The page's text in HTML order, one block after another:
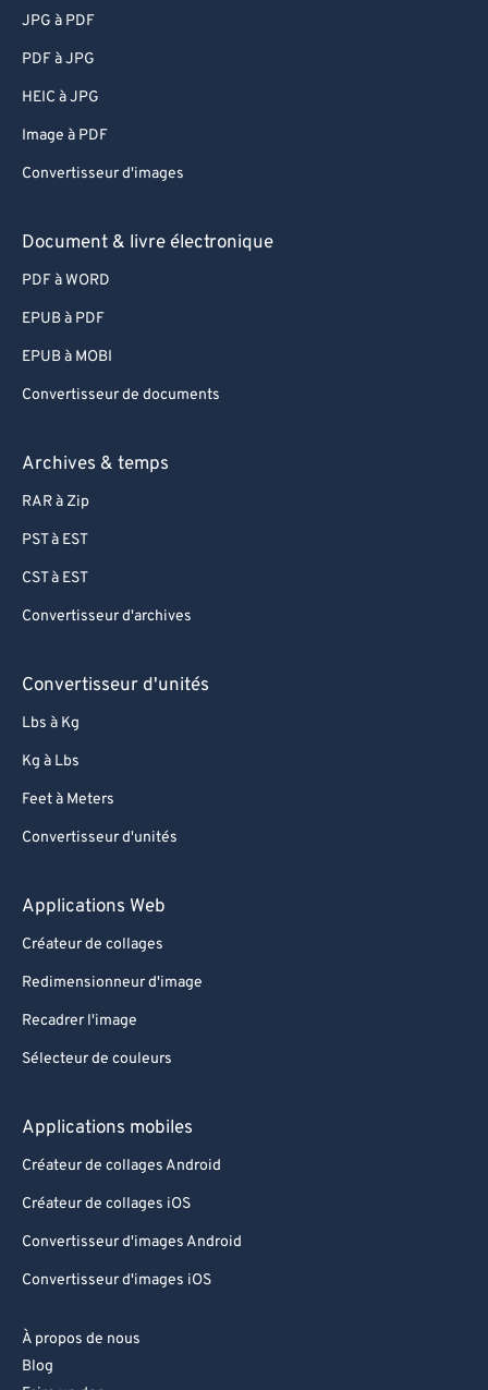
JPG à PDF
PDF à JPG
HEIC à JPG
Image à PDF
Convertisseur d'images
Document & livre électronique
PDF à WORD
EPUB à PDF
EPUB à MOBI
Convertisseur de documents
Archives & temps
RAR à Zip
PST à EST
CST à EST
Convertisseur d'archives
Convertisseur d'unités
Lbs à Kg
Kg à Lbs
Feet à Meters
Convertisseur d'unités
Applications Web
Créateur de collages
Redimensionneur d'image
Recadrer l'image
Sélecteur de couleurs
Applications mobiles
Créateur de collages Android
Créateur de collages iOS
Convertisseur d'images Android
Convertisseur d'images iOS
À propos de nous
Blog